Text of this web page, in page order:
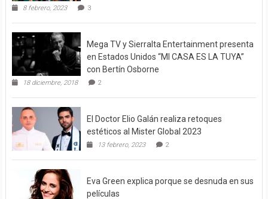
8 febrero, 2023 3
Mega TV y Sierralta Entertainment presenta
en Estados Unidos “MI CASA ES LA TUYA”
con Bertín Osborne
18 diciembre, 2018 2
El Doctor Elio Galán realiza retoques
estéticos al Mister Global 2023
13 febrero, 2023 2
Eva Green explica porque se desnuda en sus
películas